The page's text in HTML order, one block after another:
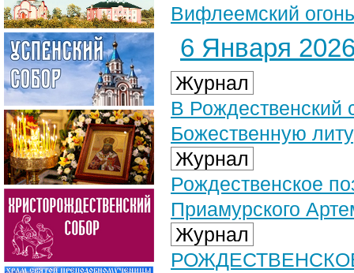
Вифлеемский
6 Января 2026
Журнал
В Рождественский
Божественную
Журнал
Рождественское
Приамурского
Журнал